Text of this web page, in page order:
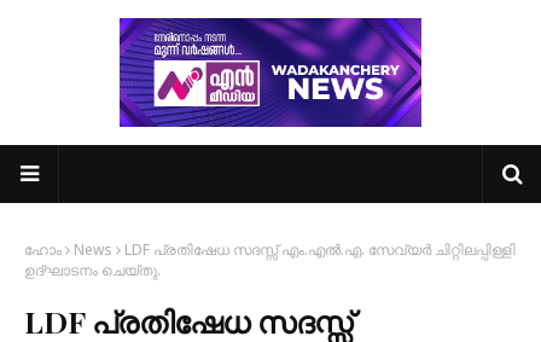
ഹോം News
LDF പ്രതിഷേധ സദസ്സ് എം.എൽ.എ. സേവ്യർ ചിറ്റിലപ്പിള്ളി
ഉദ്‌ഘാടനം ചെയ്തു.
LDF പ്രതിഷേധ സദസ്സ്